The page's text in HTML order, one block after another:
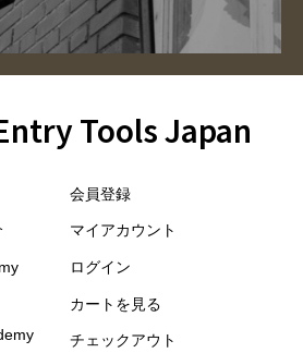
Tools Japan
会員登録
マイアカウント
ログイン
カートを見る
チェックアウト